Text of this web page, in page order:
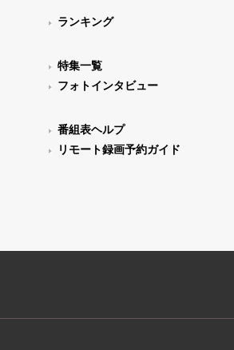
ランキング
特集一覧
フォトインタビュー
番組表ヘルプ
リモート録画予約ガイド